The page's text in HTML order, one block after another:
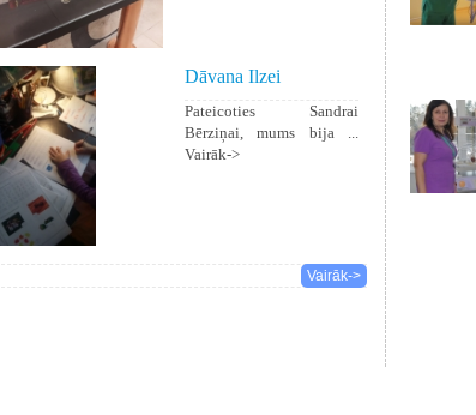
Dāvana Ilzei
Pateicoties Sandrai
Bērziņai, mums bija ...
Vairāk->
Vairāk->